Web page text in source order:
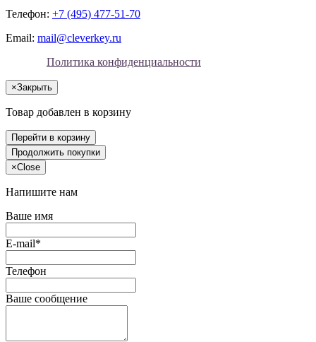
Телефон: +7 (495) 477-51-70
Email: mail@cleverkey.ru
Политика конфиденциальности
×Закрыть
Товар добавлен в корзину
Перейти в корзину
Продолжить покупки
×Close
Напишите нам
Ваше имя
E-mail*
Телефон
Ваше сообщение